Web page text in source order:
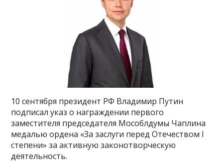
10 сентября президент РФ Владимир Путин
подписал указ о награждении первого
заместителя председателя Мособлдумы Чаплина
медалью ордена «За заслуги перед Отечеством I
степени» за активную законотворческую
деятельность.